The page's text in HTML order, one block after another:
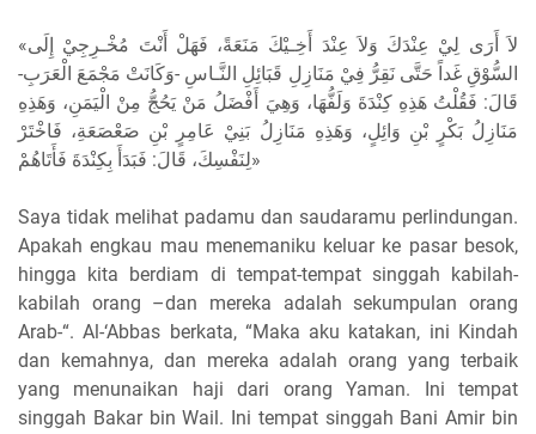
«لاَ أَرَى لِيْ عِنْدَكَ وَلاَ عِنْدَ أَخِـيْكَ مَنَعَةً، فَهَلْ أَنْتَ مُخْـرِجِيْ إِلَى
السُّوْقِ غَداً حَتَّى نَقِرُّ فِيْ مَنَازِلِ قَبَائِلِ النَّـاسِ -وَكَانَتْ مَجْمَعَ الْعَرَبِ-
قَالَ: فَقُلْتُ هَذِهِ كِنْدَةَ وَلَفُّهَا، وَهِيَ أَفْضَلُ مَنْ يَحُجُّ مِنْ الْيَمَنِ، وَهَذِهِ
مَنَازِلُ بَكْرٍ بْنِ وَائِلٍ، وَهَذِهِ مَنَازِلُ بَنِيْ عَامِرٍ بْنِ صَعْصَعَةِ، فَاخْتَرْ
لِنَفْسِكَ، قَالَ: فَبَدَأَ بِكِنْدَةَ فَأَتَاهُمْ»
Saya tidak melihat padamu dan saudaramu perlindungan.
Apakah engkau mau menemaniku keluar ke pasar besok,
hingga kita berdiam di tempat-tempat singgah kabilah-
kabilah orang –dan mereka adalah sekumpulan orang
Arab-“. Al-‘Abbas berkata, “Maka aku katakan, ini Kindah
dan kemahnya, dan mereka adalah orang yang terbaik
yang menunaikan haji dari orang Yaman. Ini tempat
singgah Bakar bin Wail. Ini tempat singgah Bani Amir bin